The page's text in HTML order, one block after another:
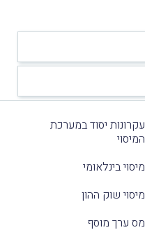
עקרונות יסוד במערכת
המיסוי
מיסוי בינלאומי
מיסוי שוק ההון
מס ערך מוסף